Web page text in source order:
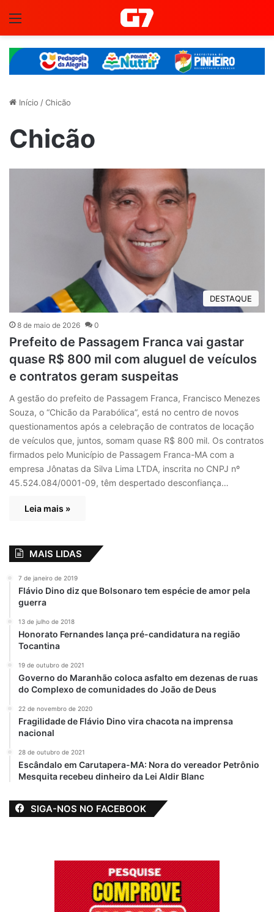
Início /Chicão
Chicão
DESTAQUE
8 de maio de 2026 0
Prefeito de Passagem Franca vai gastar
quase R$ 800 mil com aluguel de veículos
e contratos geram suspeitas
A gestão do prefeito de Passagem Franca, Francisco Menezes
Souza, o “Chicão da Parabólica”, está no centro de novos
questionamentos após a celebração de contratos de locação
de veículos que, juntos, somam quase R$ 800 mil. Os contratos
firmados pelo Município de Passagem Franca-MA com a
empresa Jônatas da Silva Lima LTDA, inscrita no CNPJ nº
45.524.084/0001-09, têm despertado desconfiança…
Leia mais »
MAIS LIDAS
7 de janeiro de 2019
Flávio Dino diz que Bolsonaro tem espécie de amor pela
guerra
13 de julho de 2018
Honorato Fernandes lança pré-candidatura na região
Tocantina
19 de outubro de 2021
Governo do Maranhão coloca asfalto em dezenas de ruas
do Complexo de comunidades do João de Deus
22 de novembro de 2020
Fragilidade de Flávio Dino vira chacota na imprensa
nacional
28 de outubro de 2021
Escândalo em Carutapera-MA: Nora do vereador Petrônio
Mesquita recebeu dinheiro da Lei Aldir Blanc
SIGA-NOS NO FACEBOOK